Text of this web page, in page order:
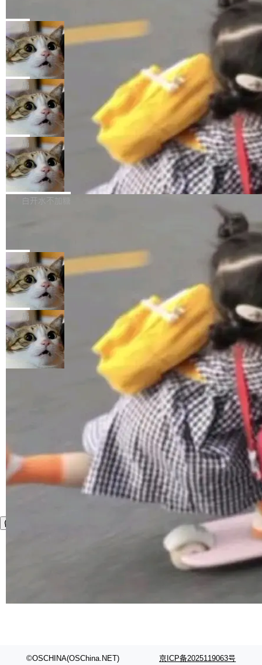
“启蒙老师”。 而今年，恰好是雷霄骅离世十周
年。FFmpeg 社区最终选择用一个大版本的名
字，留下了这份纪念。 雷霄骅曾是中国传媒大学
数字电视技术方向的博士生，长期从事视频、音
频技...
编写程序，目标是完成电商平台作者信息与商品
列表的数据匹配 —— 一项常规的数据处理任
务，最终却产生了 180 万美元的账单，实际支出
超出原定预算 860%。 更令人意外的是，该项目
最终并未成功落地，而高额算力消耗持续运行长
达 5 个月，公司直到财务对账时才察觉异常。这
意味着一个无人看管的 AI 程序，在近半年时间
里日夜不停地"烧钱"。 复盘显示，...
e CEO Clément Delangue 在 CNBC 的采访里
没有拐弯抹角。他说中国正在赢得 AI 竞赛，而
且按目前的速度，中国 AI 工具预计在今年底或
2027 年就能追上美国前沿实验室的水平。 Dela
ngue 把原因归结为一件事：开放协作。中国的
AI 开发者在一个共享和协作的生态里加速迭代，
而美国模型厂商在"闭门造车"。他的原话是 "buil
ding in silos"——各自为战，互不通气。 这个判
断从他嘴里说出来分量不同。Hugging Face 是
全球最大的开源 AI 平台，上面跑着上百万个模
型。谁在开源赛道上领先，...
局
当 AI agent 把源码变成了最好的扩展系
统，开发者工具必须开源
五年前，David Crawshaw 问过很多软件工程师
一个问题：你写过什么给自己用的程序？答案几
乎都是没有。工程师们整天用别人写的程序写程
序给别人用。偶尔有人自己写个博客系统、智能
家居控制、家庭实验室，都算稀奇事。 Crawsh
aw 是 Shelley 的作者，一个开源 AI coding age
nt。他最近在博客上写了一篇文章，核心论点很
简单：开发者工具必须开源。 理由不是传统的自
由软件情怀，而是一个跟 AI agent 直接相关的
技术判断。 两行 prompt 就能个性化任何软件 C
局
DeepSeek Harness 宣布内测邀请，全
网最大规模开源 Agent 路演现场诞生
一条内测招募帖，发出去的时候大概没人想到它
会变成一场开源 Agent 生态的路演。 8月1日，
DeepSeek Harness 团队负责人崔添翼（tiany
i）在 X 上发帖： 「如果你是 Agent Harness 相
关开源项目的开发者，希望参加 DeepSeek Har
ness 的内测，可以回复或私信联系我。请附上
Harness 负责把能力落到真实环境中——调用工
具、读写文件、管理上下文、处理错误、完成闭
环。崔添翼招人的标...
局
商汤 SenseNova U1.5-Lite-Preview
开源
商汤科技宣布面向社区开源轻量级统一多模态模
型的预览版本 SenseNova U1.5-Lite-Preview。
理解、推理、生成与编辑，还仅以 8B-MoT 的轻
量大小，将能力推进到4K、更精细的真实质感、
更复杂的视觉控制和可持续迭代编辑。 相比 U
1，U1.5-Lite-Preview 在以下方向上带来了显著
提升： 原生支持4K图像生成； 更精细的局部纹
理、细节与真实世界质感； 更准确的中英文文字
生成与复杂版式组织； 更稳定的图...
白开水不加糖
nap。这次是 hwctl——一个用来检查 Ubuntu
硬件认证状态的命令行工具。 Canonical 工程师
Alan Griffiths 在邮件列表中说得很直白：「hwc
tl 是一个 Ubuntu 专有的包，它和它的依赖项都
是 Ubuntu 专有的，不会用在其他发行版上。」
所以 deb 版本的受众实际上为零。既然只有 Ub
untu 用户在用，那用 snap 打包就没什么可纠结
的。 从 deb 到 snap 的迁移路径 hwctl 是 rust-
hwlib 硬件 API 库的一部分，命令行工具负责查
询 Ubuntu 的硬件认证数据库。...
局
Dario Amodei 担心新人来 Anthropic
只为金钱，不为使命
顶级 AI 研究员在两家公司之间来回跳，中间只
隔了几天。 Lilian Weng 上周刚宣布因健康原因
离开 Thinking Machines Lab，说自己作为联合
创始人的角色「太累了」。几天后，The Inform
ation 就曝出她将重回 OpenAI，负责递归自我
改进方向的研究。她是 Thinking Machines 过
去一年内第四个离开的联合创始人。 这家由前
OpenAI CTO Mira Murati 创立的公司，连创始
团队都留不住。 但 Thinking Machines 不是唯
一在人才争夺战中失血的公司。六月，Google
连失两员大将：Noam Shazeer 去了 Op...
局
©OSCHINA(OSChina.NET) 京ICP备2025119063号